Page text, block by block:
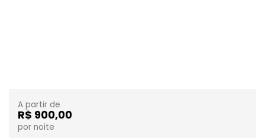
A partir de
R$ 900,00
por noite